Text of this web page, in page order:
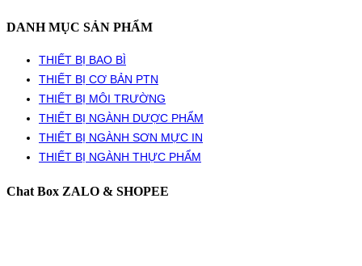
DANH MỤC SẢN PHẨM
THIẾT BỊ BAO BÌ
THIẾT BỊ CƠ BẢN PTN
THIẾT BỊ MÔI TRƯỜNG
THIẾT BỊ NGÀNH DƯỢC PHẨM
THIẾT BỊ NGÀNH SƠN MỰC IN
THIẾT BỊ NGÀNH THỰC PHẨM
Chat Box ZALO & SHOPEE